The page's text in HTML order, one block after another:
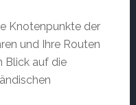
Knotenpunkte der
und Ihre Routen
Blick auf die